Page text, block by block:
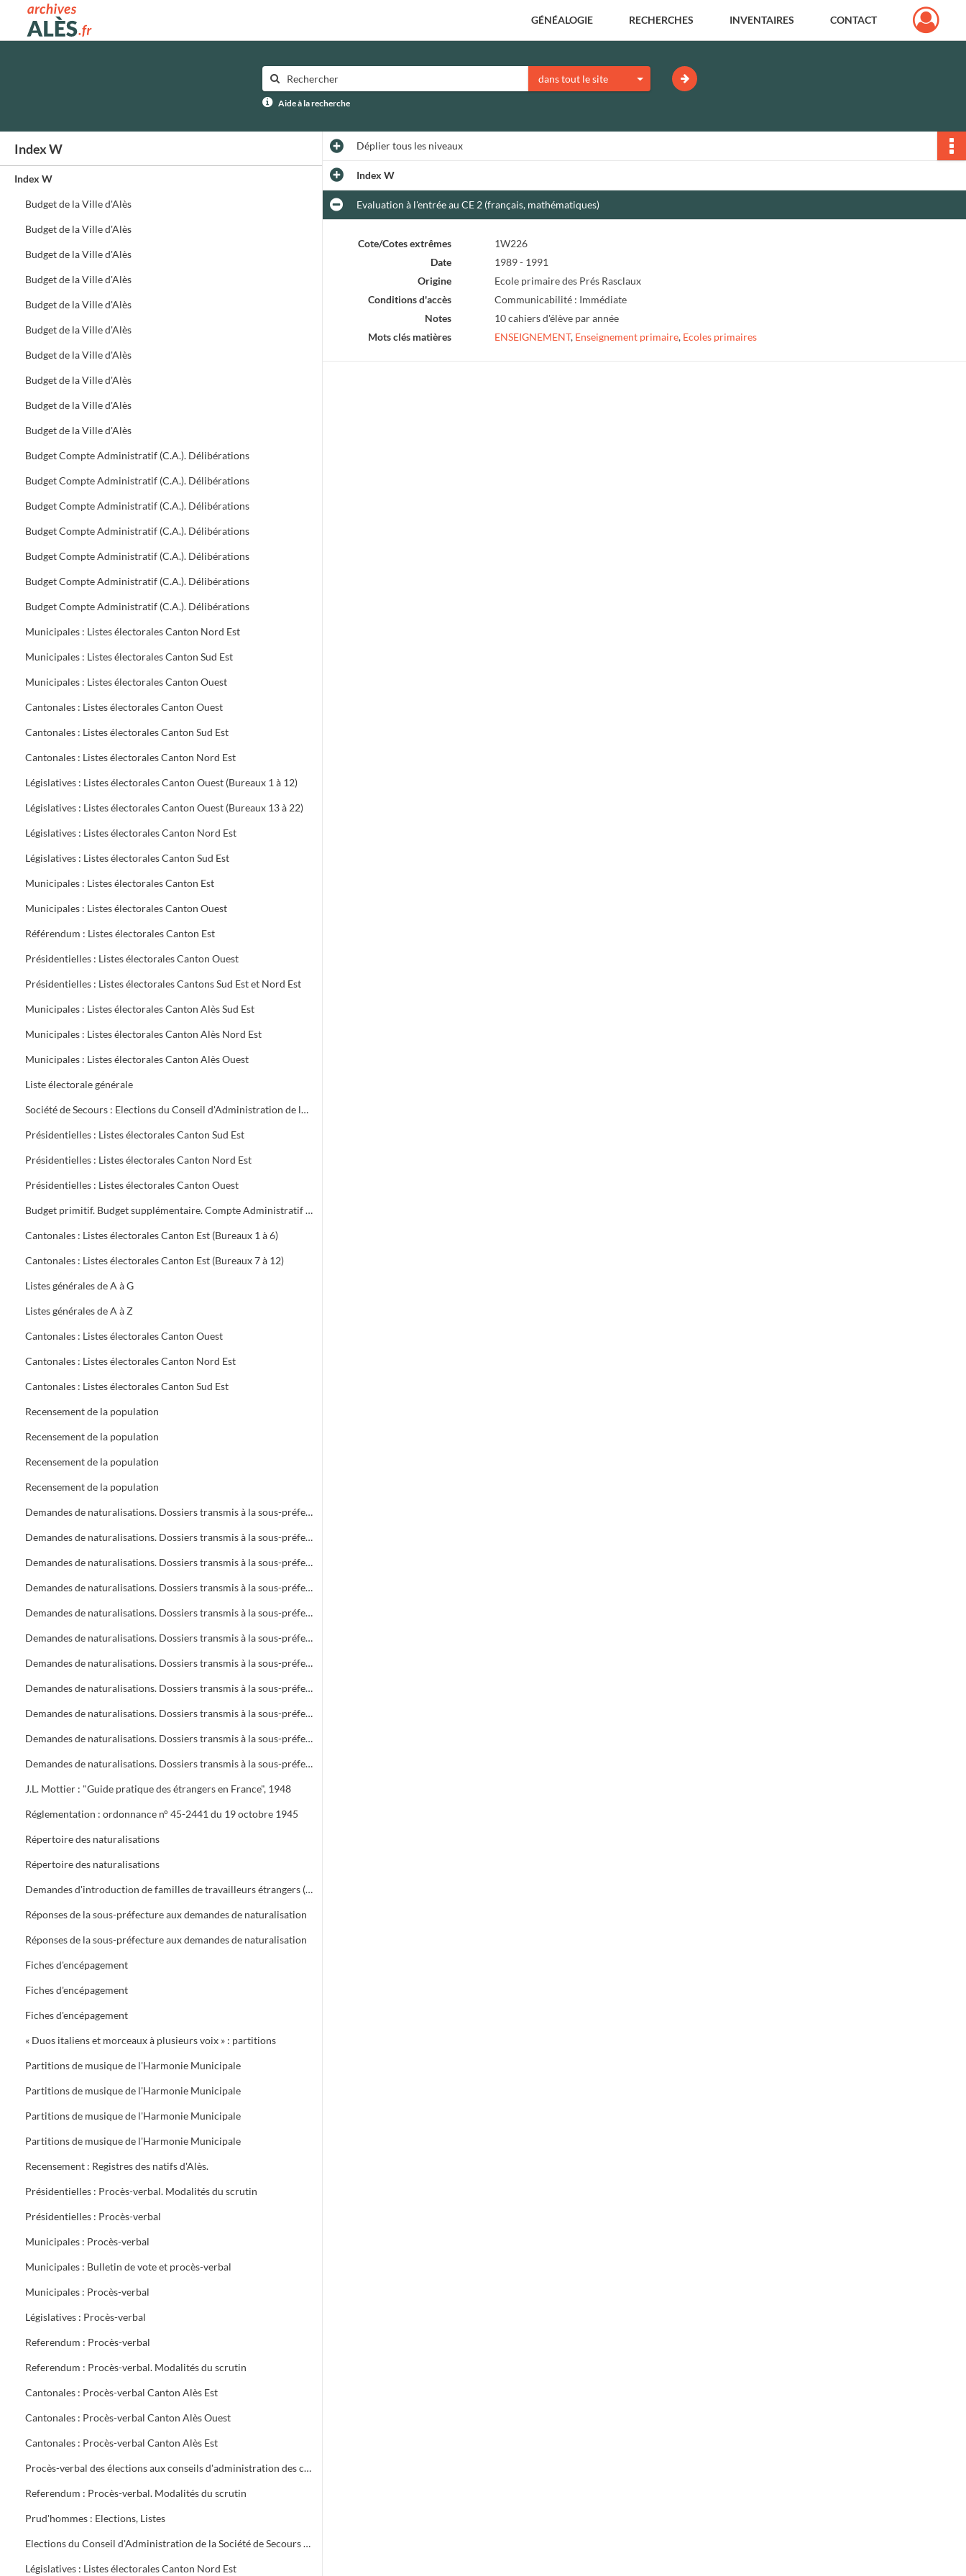
Archives municipales d'Alès GÉNÉALOGIE RECHERCHES INVENTAIRES CONTACT
dans tout le site
Aide à la recherche
Index W
Index W
Budget de la Ville d'Alès
Budget de la Ville d'Alès
Budget de la Ville d'Alès
Budget de la Ville d'Alès
Budget de la Ville d'Alès
Budget de la Ville d'Alès
Budget de la Ville d'Alès
Budget de la Ville d'Alès
Budget de la Ville d'Alès
Budget de la Ville d'Alès
Budget Compte Administratif (C.A.). Délibérations
Budget Compte Administratif (C.A.). Délibérations
Budget Compte Administratif (C.A.). Délibérations
Budget Compte Administratif (C.A.). Délibérations
Budget Compte Administratif (C.A.). Délibérations
Budget Compte Administratif (C.A.). Délibérations
Budget Compte Administratif (C.A.). Délibérations
Municipales : Listes électorales Canton Nord Est
Municipales : Listes électorales Canton Sud Est
Municipales : Listes électorales Canton Ouest
Cantonales : Listes électorales Canton Ouest
Cantonales : Listes électorales Canton Sud Est
Cantonales : Listes électorales Canton Nord Est
Législatives : Listes électorales Canton Ouest (Bureaux 1 à 12)
Législatives : Listes électorales Canton Ouest (Bureaux 13 à 22)
Législatives : Listes électorales Canton Nord Est
Législatives : Listes électorales Canton Sud Est
Municipales : Listes électorales Canton Est
Municipales : Listes électorales Canton Ouest
Référendum : Listes électorales Canton Est
Présidentielles : Listes électorales Canton Ouest
Présidentielles : Listes électorales Cantons Sud Est et Nord Est
Municipales : Listes électorales Canton Alès Sud Est
Municipales : Listes électorales Canton Alès Nord Est
Municipales : Listes électorales Canton Alès Ouest
Liste électorale générale
Société de Secours : Elections du Conseil d'Administration de la Société groupe sud des Houillères du Bassin des Cévennes (H.B.C.)
Présidentielles : Listes électorales Canton Sud Est
Présidentielles : Listes électorales Canton Nord Est
Présidentielles : Listes électorales Canton Ouest
Budget primitif. Budget supplémentaire. Compte Administratif (C.A.). Annexes au budget
Cantonales : Listes électorales Canton Est (Bureaux 1 à 6)
Cantonales : Listes électorales Canton Est (Bureaux 7 à 12)
Listes générales de A à G
Listes générales de A à Z
Cantonales : Listes électorales Canton Ouest
Cantonales : Listes électorales Canton Nord Est
Cantonales : Listes électorales Canton Sud Est
Recensement de la population
Recensement de la population
Recensement de la population
Recensement de la population
Demandes de naturalisations. Dossiers transmis à la sous-préfecture
Demandes de naturalisations. Dossiers transmis à la sous-préfecture
Demandes de naturalisations. Dossiers transmis à la sous-préfecture
Demandes de naturalisations. Dossiers transmis à la sous-préfecture
Demandes de naturalisations. Dossiers transmis à la sous-préfecture
Demandes de naturalisations. Dossiers transmis à la sous-préfecture
Demandes de naturalisations. Dossiers transmis à la sous-préfecture
Demandes de naturalisations. Dossiers transmis à la sous-préfecture
Demandes de naturalisations. Dossiers transmis à la sous-préfecture
Demandes de naturalisations. Dossiers transmis à la sous-préfecture
Demandes de naturalisations. Dossiers transmis à la sous-préfecture
J.L. Mottier : "Guide pratique des étrangers en France", 1948
Réglementation : ordonnance n° 45-2441 du 19 octobre 1945
Répertoire des naturalisations
Répertoire des naturalisations
Demandes d'introduction de familles de travailleurs étrangers (regroupement familial). Eléments d'enquête et réglementations
Réponses de la sous-préfecture aux demandes de naturalisation
Réponses de la sous-préfecture aux demandes de naturalisation
Fiches d'encépagement
Fiches d'encépagement
Fiches d'encépagement
« Duos italiens et morceaux à plusieurs voix » : partitions
Partitions de musique de l'Harmonie Municipale
Partitions de musique de l'Harmonie Municipale
Partitions de musique de l'Harmonie Municipale
Partitions de musique de l'Harmonie Municipale
Recensement : Registres des natifs d'Alès.
Présidentielles : Procès-verbal. Modalités du scrutin
Présidentielles : Procès-verbal
Municipales : Procès-verbal
Municipales : Bulletin de vote et procès-verbal
Municipales : Procès-verbal
Législatives : Procès-verbal
Referendum : Procès-verbal
Referendum : Procès-verbal. Modalités du scrutin
Cantonales : Procès-verbal Canton Alès Est
Cantonales : Procès-verbal Canton Alès Ouest
Cantonales : Procès-verbal Canton Alès Est
Procès-verbal des élections aux conseils d'administration des caisses de Sécurité Sociale et d'Allocations familiales
Referendum : Procès-verbal. Modalités du scrutin
Prud'hommes : Elections, Listes
Elections du Conseil d'Administration de la Société de Secours Minière du groupe sud des Houillères du Bassin des Cévennes (H.B.C.)
Législatives : Listes électorales Canton Nord Est
Dépliertous les niveaux
Index W
Evaluation à l'entrée au CE 2 (français, mathématiques)
Cote/Cotes extrêmes
1W226
Date
1989 - 1991
Origine
Ecole primaire des Prés Rasclaux
Conditions d'accès
Communicabilité : Immédiate
Notes
10 cahiers d'élève par année
Mots clés matières
ENSEIGNEMENT, Enseignement primaire, Ecoles primaires